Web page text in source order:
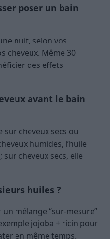
poser un bain
nuit, selon vos
cheveux. Même 30
des effets
avant le bain
sur cheveux secs ou
humides, l’huile
sur cheveux secs, elle
huiles ?
mélange “sur-mesure”
jojoba + ricin pour
en même temps.